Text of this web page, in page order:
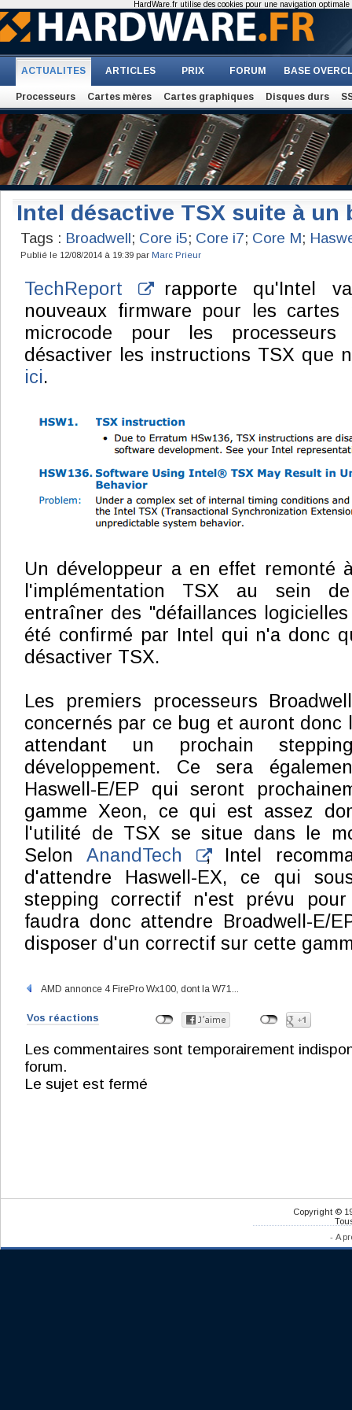
ACTUALITES ARTICLES PRIX FORUM BASE
Processeurs Cartes mères Cartes graphiques Disques durs
Intel désactive TSX suite à un
Tags : Broadwell; Core i5; Core i7; Core M;
Publié le 12/08/2014 à 19:39 par Marc Prieur
TechReport rapporte qu'Intel
nouveaux firmware pour les cartes
microcode pour les
désactiver les instructions TSX que
ici.
Un développeur a en effet remonté
l'implémentation TSX au sein
entraîner des "défaillances
été confirmé par Intel qui n'a donc
désactiver TSX.
Les premiers processeurs
concernés par ce bug et auront donc
attendant un prochain
développement. Ce sera
Haswell-E/EP qui seront
gamme Xeon, ce qui est assez
l'utilité de TSX se situe dans le
Selon AnandTech
, Intel
d'attendre Haswell-EX, ce qui
stepping correctif n'est prévu
faudra donc attendre Broadwell-E/
disposer d'un correctif sur cette
AMD annonce 4 FirePro Wx100, dont la W71...
Vos réactions
Les commentaires sont temporairement
forum.
Le sujet est fermé
Copyright ©
- A
HardWare.fr utilise des cookies pour une navigation